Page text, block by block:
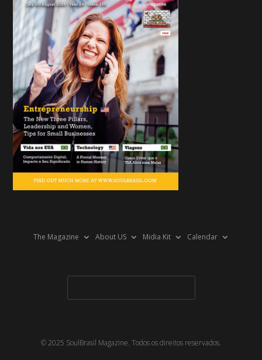
The Magazine About US Midia Kit Calendar
© 2025 SoulBrasil Magazine. Todos os direitos reservados.